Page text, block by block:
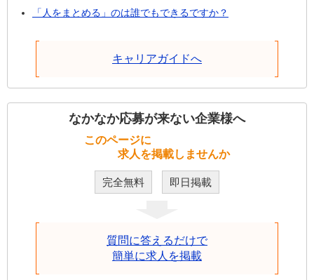
「人をまとめる」のは誰でもできるですか？
キャリアガイドへ
なかなか応募が来ない企業様へ
このページに
求人を掲載しませんか
完全無料 即日掲載
質問に答えるだけで
簡単に求人を掲載